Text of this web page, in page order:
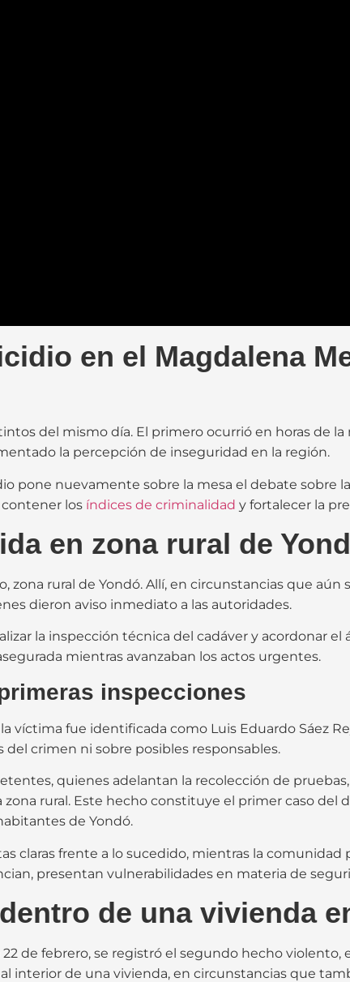
en el Magdalena
del mismo día. El primero ocurrió en horas de
la percepción de inseguridad en la región.
pone nuevamente sobre la mesa el debate sobre
contener los índices de criminalidad y fortalecer la
en zona rural de
zona rural de Yondó. Allí, en circunstancias que
dieron aviso inmediato a las autoridades.
la inspección técnica del cadáver y acordonar
mientras avanzaban los actos urgentes.
inspecciones
víctima fue identificada como Luis Eduardo Sáez
crimen ni sobre posibles responsables.
quienes adelantan la recolección de
rural. Este hecho constituye el primer caso del
de Yondó.
claras frente a lo sucedido, mientras la comunidad
presentan vulnerabilidades en materia de
de una vivienda
de febrero, se registró el segundo hecho
interior de una vivienda, en circunstancias que